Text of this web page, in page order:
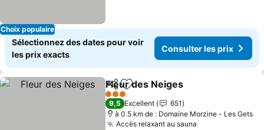
Choix populaire
Sélectionnez des dates pour voir
les prix exacts
Consulter les prix
PartagerAjouter à mes favoris
Fleur des Neiges
3 Étoiles
9,5 Excellent
651
à 0.5 km de : Domaine Morzine - Les Gets
Accès relaxant au sauna